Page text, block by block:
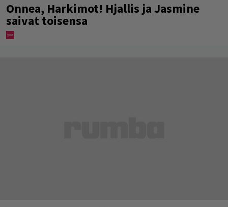
Onnea, Harkimot! Hjallis ja Jasmine
saivat toisensa